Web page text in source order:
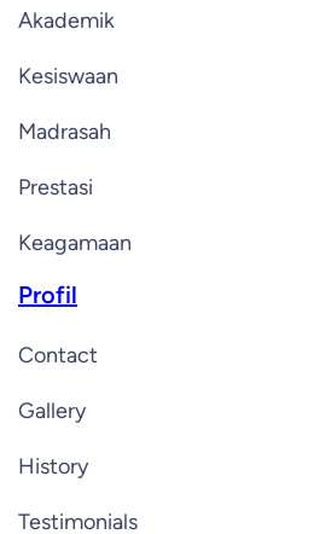
Akademik
Kesiswaan
Madrasah
Prestasi
Keagamaan
Profil
Contact
Gallery
History
Testimonials